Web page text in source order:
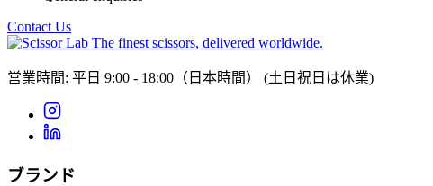
Contact Us
The finest scissors, delivered worldwide.
営業時間: 平日 9:00 - 18:00（日本時間） (土日祝日は休業)
ブランド